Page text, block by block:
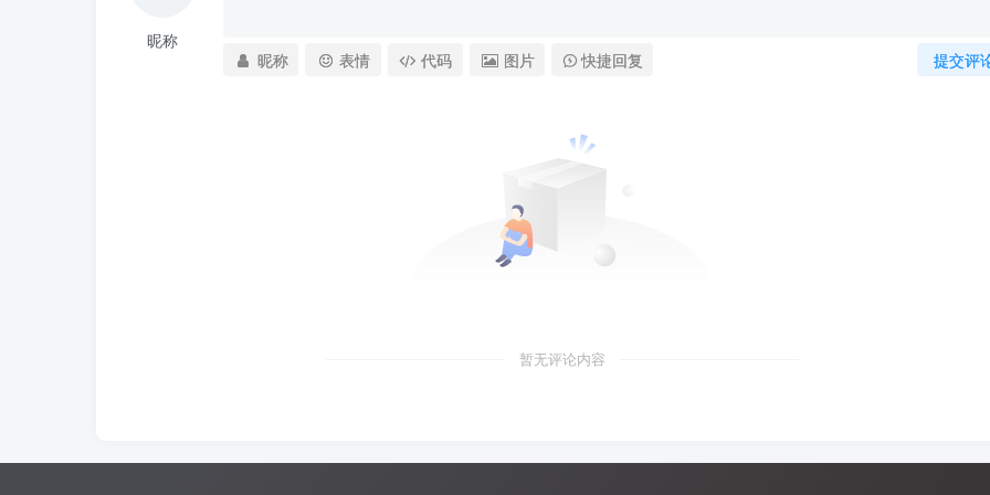
昵称
提交评
昵称 表情 代码 图片 快捷回复
暂无评论内容